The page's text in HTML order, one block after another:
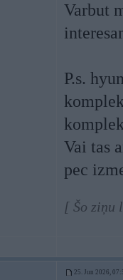
Varbut
P.s.
Vai tas
pec
[ Šo ziņu
25. Jun 2026,